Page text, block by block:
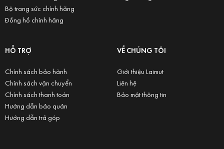
Bộ trang sức chính hãng
Đồng hồ chính hãng
HỖ TRỢ
Chính sách bảo hành
Chính sách vận chuyển
Chính sách thanh toán
Hướng dẫn bảo quản
Hướng dẫn trả góp
VỀ CHÚNG TÔI
Giới thiệu Laimut
Liên hệ
Bảo mật thông tin